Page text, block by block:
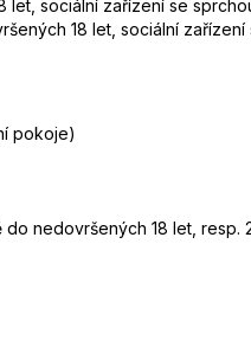
let, sociální zařízení se
18 let, sociální zařízení
pokoje)
nedovršených 18 let,